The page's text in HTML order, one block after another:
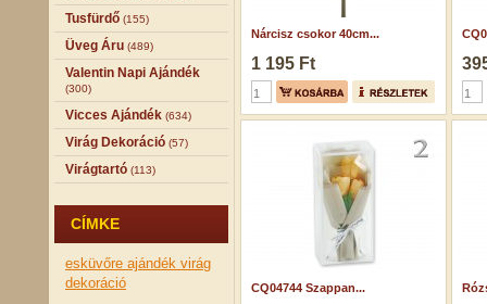
Tusfürdő (155)
Üveg Áru (489)
Valentin Napi Ajándék
(300)
Vicces Ajándék (634)
Virág Dekoráció (57)
Virágtartó (113)
CÍMKE
esküvőre ajándék virág
dekoráció
Nárcisz csokor 40cm...
1 195 Ft
CQ04744 Szappan...